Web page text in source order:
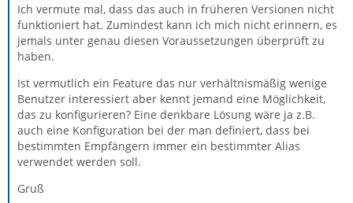
Ich vermute mal, dass das auch in früheren Versionen nicht
funktioniert hat. Zumindest kann ich mich nicht erinnern, es
jemals unter genau diesen Voraussetzungen überprüft zu
haben.
Ist vermutlich ein Feature das nur verhältnismäßig wenige
Benutzer interessiert aber kennt jemand eine Möglichkeit,
das zu konfigurieren? Eine denkbare Lösung wäre ja z.B.
auch eine Konfiguration bei der man definiert, dass bei
bestimmten Empfängern immer ein bestimmter Alias
verwendet werden soll.
Gruß